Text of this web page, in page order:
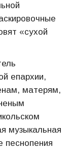
«сухой
епархии,
матерям,
музыкальная
песнопения